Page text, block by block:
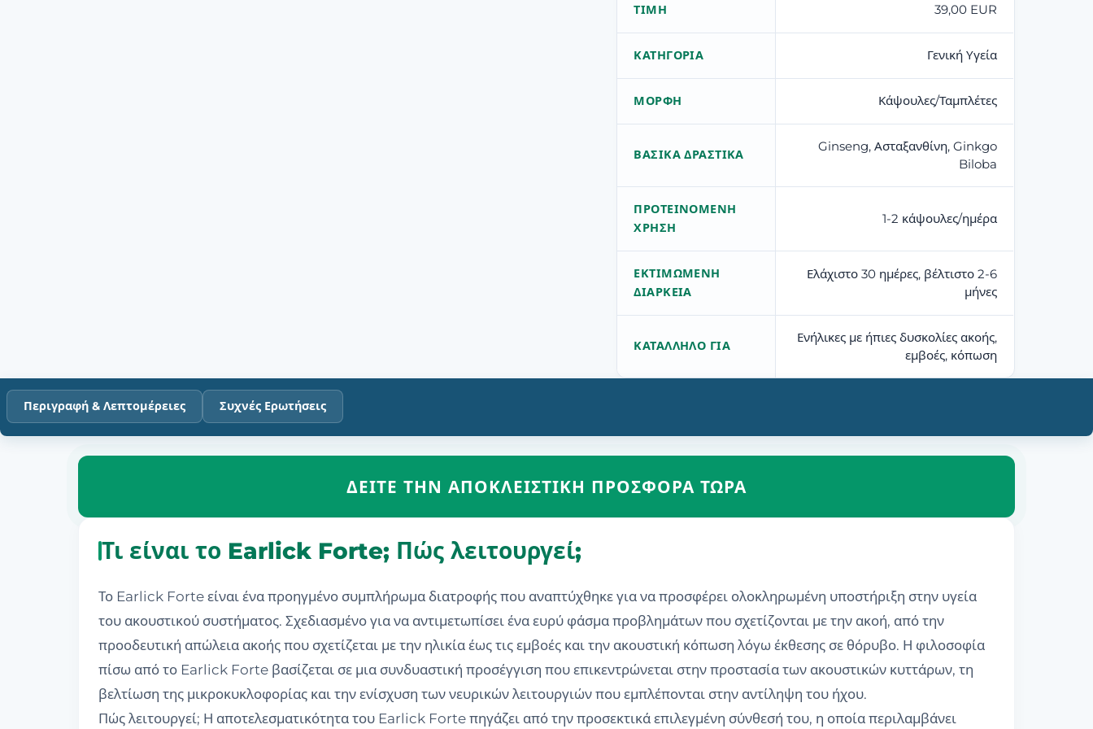
ΤΙΜΉ 39,00 EUR
ΚΑΤΗΓΟΡΊΑ Γενική Υγεία
ΜΟΡΦΉ Κάψουλες/Ταμπλέτες
ΒΑΣΙΚΆ ΔΡΑΣΤΙΚΆ
Ginseng, Ασταξανθίνη, Ginkgo
Biloba
ΠΡΟΤΕΙΝΌΜΕΝΗ
ΧΡΉΣΗ
1-2 κάψουλες/ημέρα
ΕΚΤΙΜΏΜΕΝΗ
ΔΙΆΡΚΕΙΑ
Ελάχιστο 30 ημέρες, βέλτιστο 2-6
μήνες
ΚΑΤΆΛΛΗΛΟ ΓΙΑ
Ενήλικες με ήπιες δυσκολίες ακοής,
εμβοές, κόπωση
Περιγραφή & Λεπτομέρειες Συχνές Ερωτήσεις
ΔΕΊΤΕ ΤΗΝ ΑΠΟΚΛΕΙΣΤΙΚΉ ΠΡΟΣΦΟΡΆ ΤΏΡΑ
Τι είναι το Earlick Forte; Πώς λειτουργεί;
Το Earlick Forte είναι ένα προηγμένο συμπλήρωμα διατροφής που αναπτύχθηκε για να προσφέρει ολοκληρωμένη υποστήριξη στην υγεία
του ακουστικού συστήματος. Σχεδιασμένο για να αντιμετωπίσει ένα ευρύ φάσμα προβλημάτων που σχετίζονται με την ακοή, από την
προοδευτική απώλεια ακοής που σχετίζεται με την ηλικία έως τις εμβοές και την ακουστική κόπωση λόγω έκθεσης σε θόρυβο. Η φιλοσοφία
πίσω από το Earlick Forte βασίζεται σε μια συνδυαστική προσέγγιση που επικεντρώνεται στην προστασία των ακουστικών κυττάρων, τη
βελτίωση της μικροκυκλοφορίας και την ενίσχυση των νευρικών λειτουργιών που εμπλέπονται στην αντίληψη του ήχου.
Πώς λειτουργεί; Η αποτελεσματικότητα του Earlick Forte πηγάζει από την προσεκτικά επιλεγμένη σύνθεσή του, η οποία περιλαμβάνει